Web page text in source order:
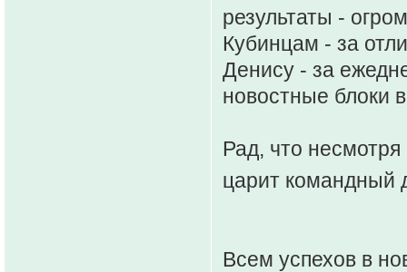
результаты -
Кубинцам - за
Денису - за
новостные блоки
Рад, что
царит командный
Всем успехов в